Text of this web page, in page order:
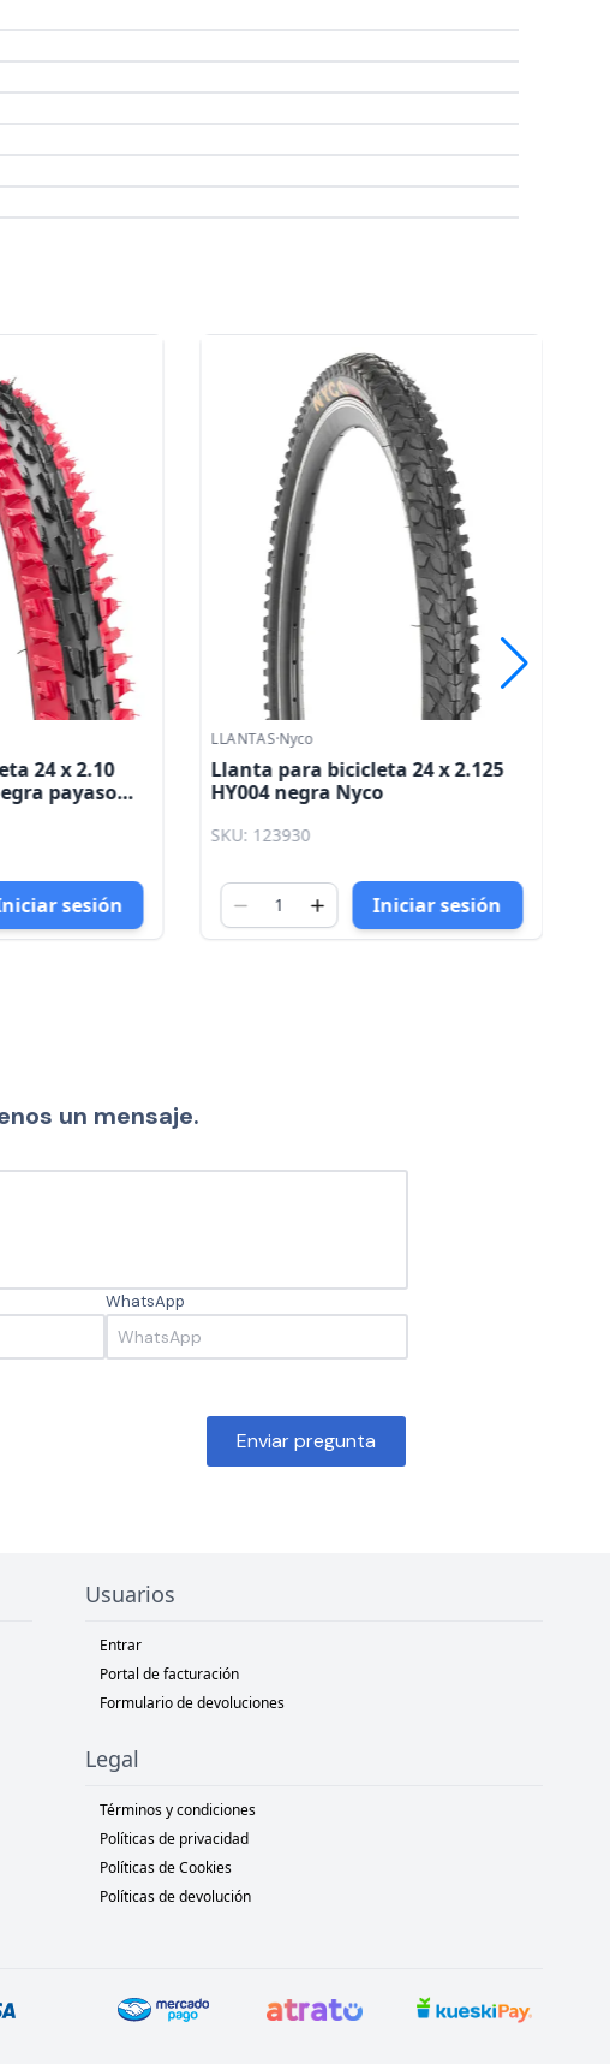
24 x 2.10
payaso
sesión
LLANTAS·Nyco
Llanta para bicicleta 24 x 2.125
HY004 negra Nyco
SKU: 123930
Iniciar sesión
un mensaje.
WhatsApp
Enviar pregunta
Usuarios
Entrar
Portal de facturación
Formulario de devoluciones
Legal
Términos y condiciones
Políticas de privacidad
Políticas de Cookies
Políticas de devolución